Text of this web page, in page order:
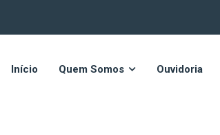
Início Quem Somos Ouvidoria